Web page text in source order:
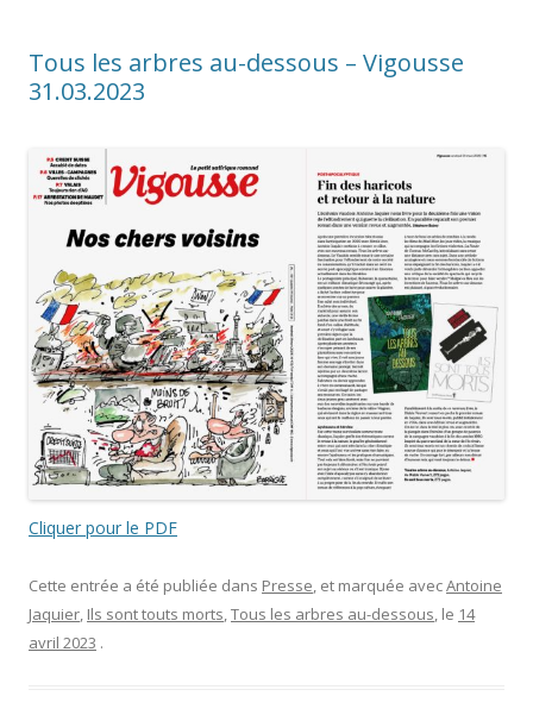
Tous les arbres au-dessous – Vigousse
31.03.2023
Cliquer pour le PDF
Cette entrée a été publiée dans Presse , et marquée avecAntoine
Jaquier Ils sont touts morts Tous les arbres au-dessous , le 14
avril 2023 .